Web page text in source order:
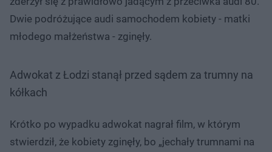
Dwie podróżujące audi samochodem kobiety - matki
młodego małżeństwa - zginęły.
Adwokat z Łodzi stanął przed sądem za trumny na
kółkach
Krótko po wypadku adwokat nagrał film, w którym
stwierdził, że kobiety zginęły, bo „jechały trumnami na